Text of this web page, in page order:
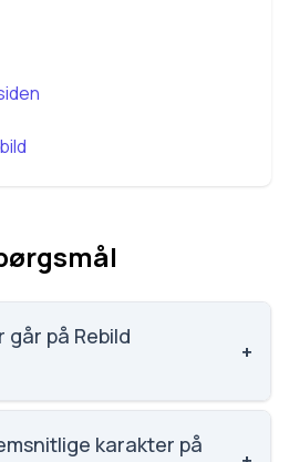
går på Rebild
+
10 elever, hvilket gør den til
skoler. karakter på